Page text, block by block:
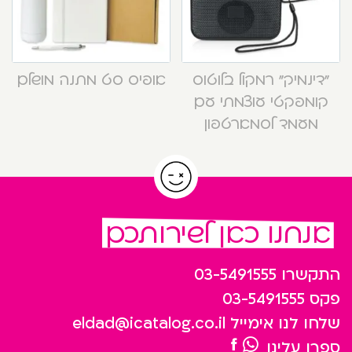
“דינמיק” רמקול בלוטוס
קומפקטי עוצמתי עם
מעמד לסמארטפון
אופיס סט מתנה מושלם
אנחנו כאן לשירותכם
התקשרו 03-5491555
פקס 03-5491555
שלחו לנו אימייל eldad@icatalog.co.il
ספרו עלינו